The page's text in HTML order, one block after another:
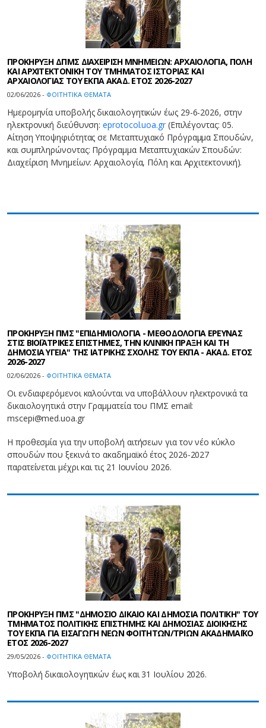
ΠΡΟΚΗΡΥΞΗ ΔΠΜΣ ΔΙΑΧΕΙΡΙΣΗ ΜΝΗΜΕΙΩΝ: ΑΡΧΑΙΟΛΟΓΙΑ, ΠΟΛΗ
ΚΑΙ ΑΡΧΙΤΕΚΤΟΝΙΚΗ ΤΟΥ ΤΜΗΜΑΤΟΣ ΙΣΤΟΡΙΑΣ ΚΑΙ
ΑΡΧΑΙΟΛΟΓΙΑΣ ΤΟΥ ΕΚΠΑ ΑΚΑΔ. ΕΤΟΣ 2026-2027
02/06/2026 - ΦΟΙΤΗΤΙΚΑ ΘΕΜΑΤΑ
Ημερομηνία υποβολής δικαιολογητικών έως 29-6-2026, στην
ηλεκτρονική διεύθυνση:eprotocol.uoa.gr(Επιλέγοντας: 05.
Αίτηση Yποψηφιότητας σε Μεταπτυχιακό Πρόγραμμα Σπουδών,
και συμπληρώνοντας: Πρόγραμμα Μεταπτυχιακών Σπουδών:
Διαχείριση Μνημείων: Αρχαιολογία, Πόλη και Αρχιτεκτονική).
ΠΡΟΚΗΡΥΞΗ ΠΜΣ "ΕΠΙΔΗΜΙΟΛΟΓΙΑ - ΜΕΘΟΔΟΛΟΓΙΑ ΕΡΕΥΝΑΣ
ΣΤΙΣ ΒΙΟΪΑΤΡΙΚΕΣ ΕΠΙΣΤΗΜΕΣ, ΤΗΝ ΚΛΙΝΙΚΗ ΠΡΑΞΗ ΚΑΙ ΤΗ
ΔΗΜΟΣΙΑ ΥΓΕΙΑ" ΤΗΣ ΙΑΤΡΙΚΗΣ ΣΧΟΛΗΣ ΤΟΥ ΕΚΠΑ - ΑΚΑΔ. ΕΤΟΣ
2026-2027
02/06/2026 - ΦΟΙΤΗΤΙΚΑ ΘΕΜΑΤΑ
Οι ενδιαφερόμενοι καλούνται να υποβάλλουν ηλεκτρονικά τα
δικαιολογητικά στην Γραμματεία του ΠΜΣ email:
mscepi@med.uoa.gr
Η προθεσμία για την υποβολή αιτήσεων για τον νέο κύκλο
σπουδών που ξεκινά το ακαδημαϊκό έτος 2026-2027
παρατείνεται μέχρι και τις 21 Ιουνίου 2026.
ΠΡΟΚΗΡΥΞΗ ΠΜΣ "ΔΗΜΟΣΙΟ ΔΙΚΑΙΟ ΚΑΙ ΔΗΜΟΣΙΑ ΠΟΛΙΤΙΚΗ" ΤΟΥ
ΤΜΗΜΑΤΟΣ ΠΟΛΙΤΙΚΗΣ ΕΠΙΣΤΗΜΗΣ ΚΑΙ ΔΗΜΟΣΙΑΣ ΔΙΟΙΚΗΣΗΣ
ΤΟΥ ΕΚΠΑ ΓΙΑ ΕΙΣΑΓΩΓΗ ΝΕΩΝ ΦΟΙΤΗΤΩΝ/ΤΡΙΩΝ ΑΚΑΔΗΜΑΪΚΟ
ΕΤΟΣ 2026-2027
29/05/2026 - ΦΟΙΤΗΤΙΚΑ ΘΕΜΑΤΑ
Υποβολή δικαιολογητικών έως και 31 Ιουλίου 2026.